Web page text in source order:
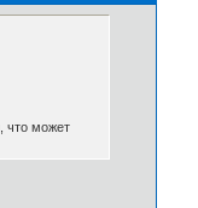
что может